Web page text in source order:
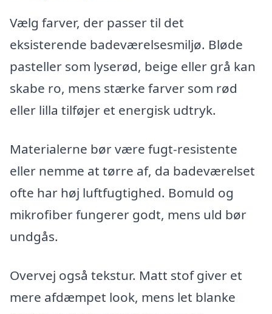
Vælg farver, der passer til det
eksisterende badeværelsesmiljø. Bløde
pasteller som lyserød, beige eller grå kan
skabe ro, mens stærke farver som rød
eller lilla tilføjer et energisk udtryk.
Materialerne bør være fugt-resistente
eller nemme at tørre af, da badeværelset
ofte har høj luftfugtighed. Bomuld og
mikrofiber fungerer godt, mens uld bør
undgås.
Overvej også tekstur. Matt stof giver et
mere afdæmpet look, mens let blanke